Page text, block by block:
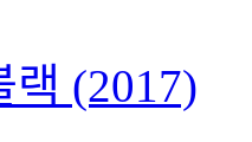
(2017)